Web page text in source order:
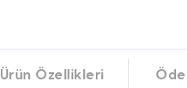
Ürün Özellikleri